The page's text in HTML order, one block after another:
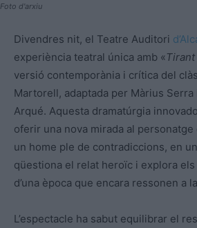
Foto d'arxiu
Divendres nit, el Teatre Auditori
experiència teatral única amb «
versió contemporània i crítica del
Martorell, adaptada per Màrius
Arqué. Aquesta dramatúrgia
oferir una nova mirada al personatge
un home ple de contradiccions, en
qüestiona el relat heroïc i explora
d’una època que encara ressonen a
L’espectacle ha sabut equilibrar el